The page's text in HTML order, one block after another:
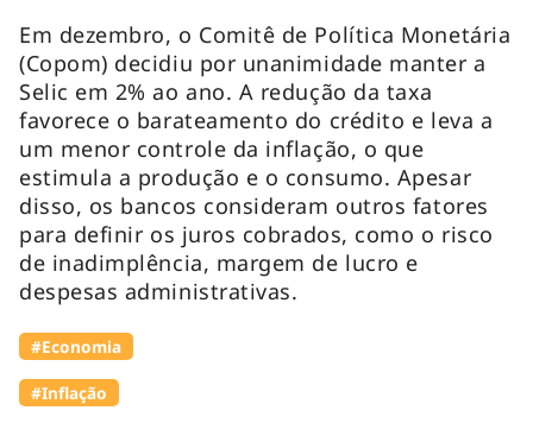
Em dezembro, o Comitê de Política Monetária
(Copom) decidiu por unanimidade manter a
Selic em 2% ao ano. A redução da taxa
favorece o barateamento do crédito e leva a
um menor controle da inflação, o que
estimula a produção e o consumo. Apesar
disso, os bancos consideram outros fatores
para definir os juros cobrados, como o risco
de inadimplência, margem de lucro e
despesas administrativas.
#Economia
#Inflação